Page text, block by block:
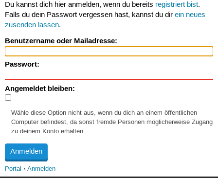
Du kannst dich hier anmelden, wenn du bereits registriert bist.
Falls du dein Passwort vergessen hast, kannst du dir ein neues
zusenden lassen.
Benutzername oder Mailadresse:
Passwort:
Angemeldet bleiben:
Wähle diese Option nicht aus, wenn du dich an einem öffentlichen
Computer befindest, da sonst fremde Personen möglicherweise Zugang
zu deinem Konto erhalten.
Portal Anmelden